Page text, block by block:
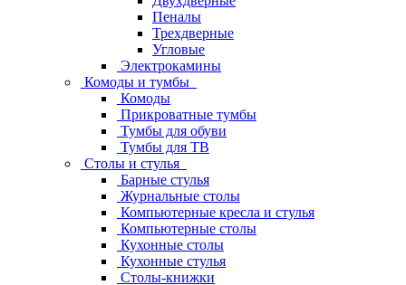
Пеналы
Трехдверные
Угловые
Электрокамины
Комоды и тумбы
Комоды
Прикроватные тумбы
Тумбы для обуви
Тумбы для ТВ
Столы и стулья
Барные стулья
Журнальные столы
Компьютерные кресла и стулья
Компьютерные столы
Кухонные столы
Кухонные стулья
Столы-книжки